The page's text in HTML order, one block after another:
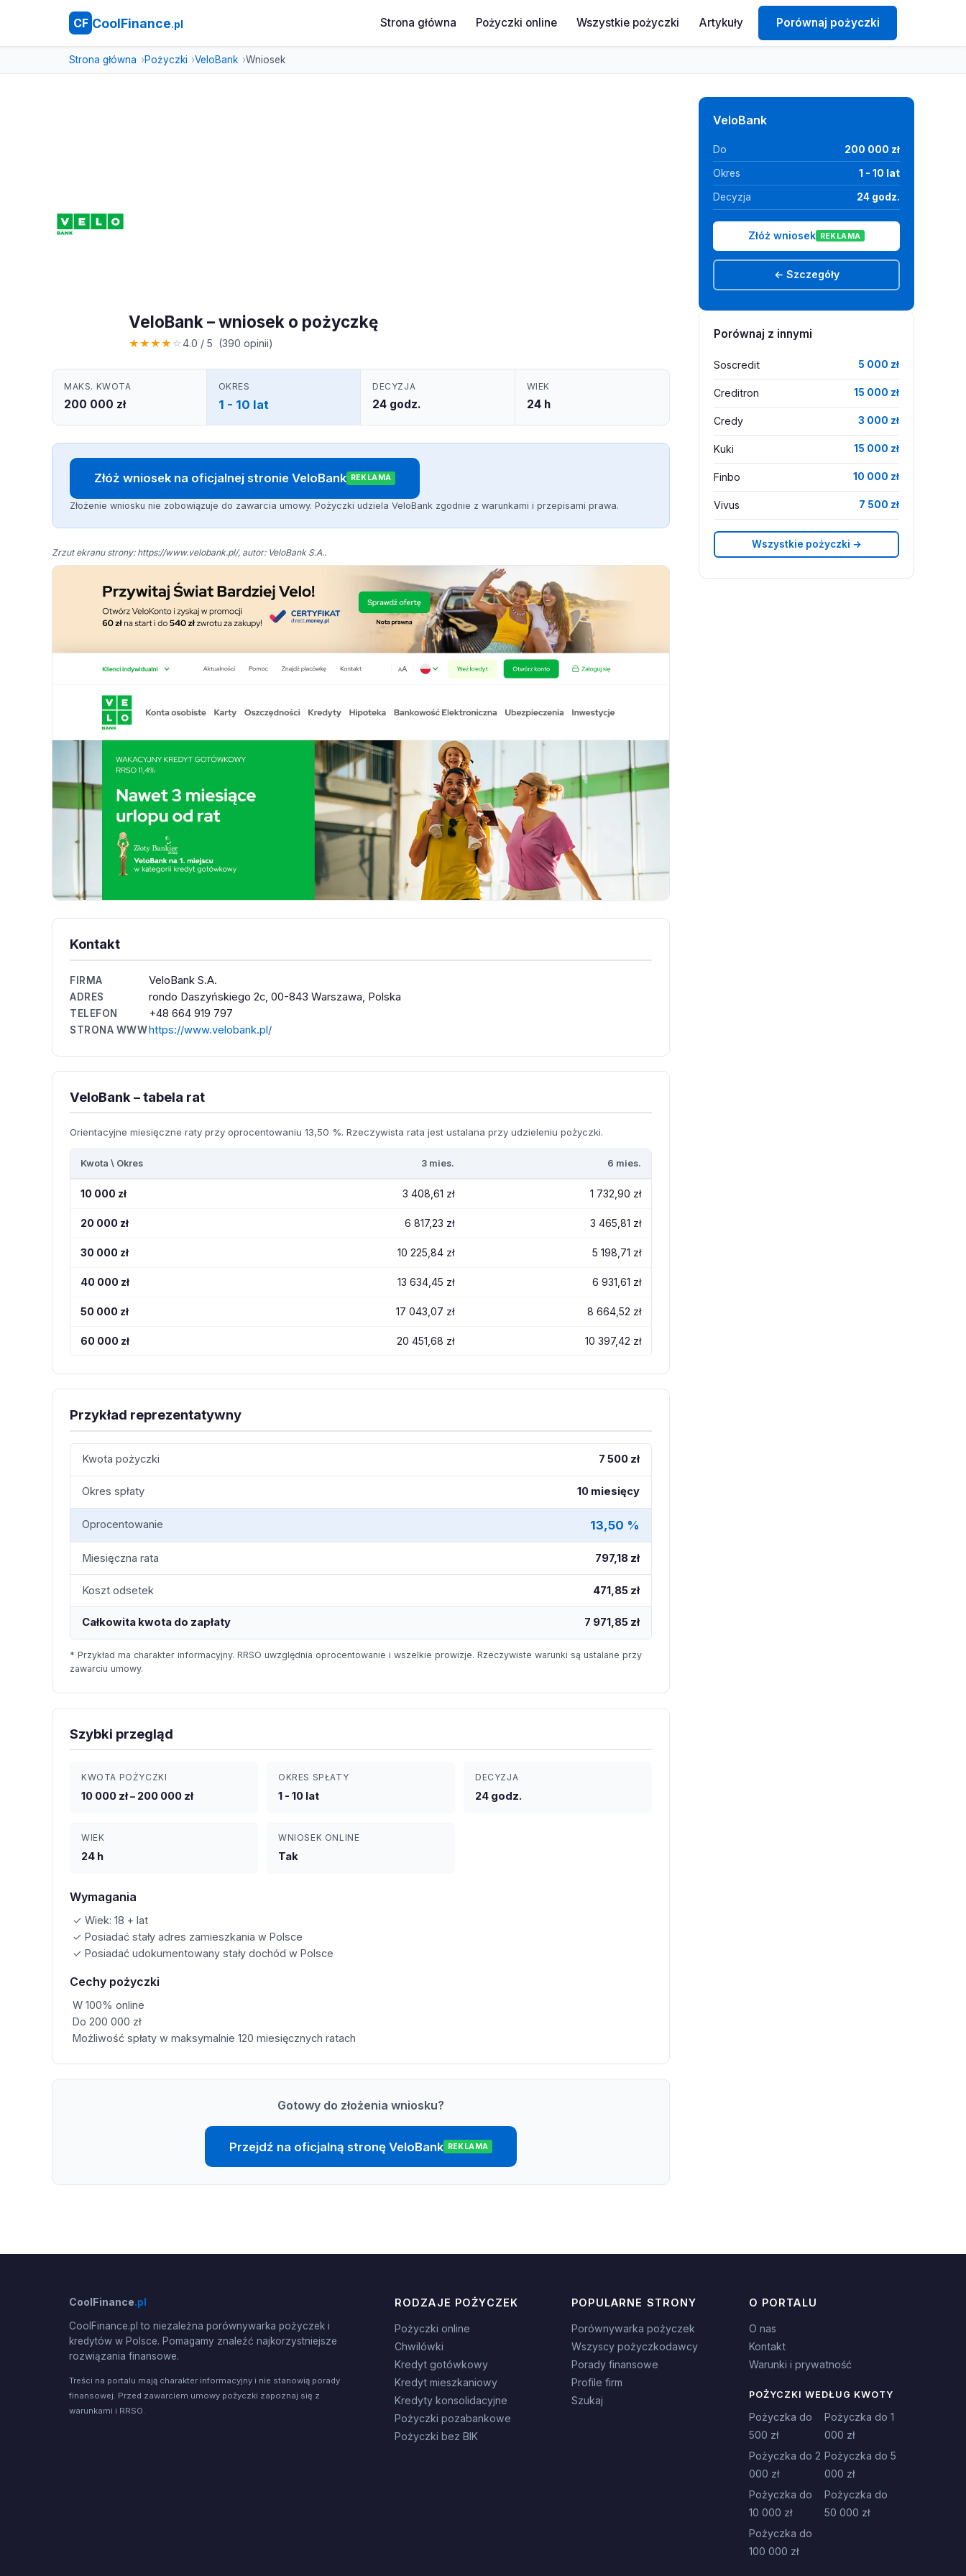
CF CoolFinance.pl Strona główna Pożyczki online Wszystkie pożyczki Artykuły Porównaj pożyczki
Strona główna Pożyczki VeloBank Wniosek
VeloBank – wniosek o pożyczkę
★★★★ ☆4.0 / 5 (390 opinii)
MAKS. KWOTA
200 000 zł
OKRES
1 - 10 lat
DECYZJA
24 godz.
WIEK
24 h
Złóż wniosek na oficjalnej stronie VeloBank REKLAMA
Złożenie wniosku nie zobowiązuje do zawarcia umowy. Pożyczki udziela VeloBank zgodnie z warunkami i przepisami prawa.
Zrzut ekranu strony: https://www.velobank.pl/, autor: VeloBank S.A..
Kontakt
FIRMA VeloBank S.A.
ADRES rondo Daszyńskiego 2c, 00-843 Warszawa, Polska
TELEFON +48 664 919 797
STRONA WWWhttps://www.velobank.pl/
VeloBank – tabela rat
Orientacyjne miesięczne raty przy oprocentowaniu 13,50 %. Rzeczywista rata jest ustalana przy udzieleniu pożyczki.
Kwota \ Okres 3 mies. 6 mies.
10 000 zł 3 408,61 zł 1 732,90 zł
20 000 zł 6 817,23 zł 3 465,81 zł
30 000 zł 10 225,84 zł 5 198,71 zł
40 000 zł 13 634,45 zł 6 931,61 zł
50 000 zł 17 043,07 zł 8 664,52 zł
60 000 zł 20 451,68 zł 10 397,42 zł
Przykład reprezentatywny
Kwota pożyczki 7 500 zł
Okres spłaty 10 miesięcy
Oprocentowanie 13,50 %
Miesięczna rata 797,18 zł
Koszt odsetek 471,85 zł
Całkowita kwota do zapłaty 7 971,85 zł
* Przykład ma charakter informacyjny. RRSO uwzględnia oprocentowanie i wszelkie prowizje. Rzeczywiste warunki są ustalane przy
zawarciu umowy.
Szybki przegląd
KWOTA POŻYCZKI
10 000 zł – 200 000 zł
OKRES SPŁATY
1 - 10 lat
DECYZJA
24 godz.
WIEK
24 h
WNIOSEK ONLINE
Tak
Wymagania
✓ Wiek: 18 + lat
✓ Posiadać stały adres zamieszkania w Polsce
✓ Posiadać udokumentowany stały dochód w Polsce
Cechy pożyczki
W 100% online
Do 200 000 zł
Możliwość spłaty w maksymalnie 120 miesięcznych ratach
Gotowy do złożenia wniosku?
Przejdź na oficjalną stronę VeloBank REKLAMA
VeloBank
Do 200 000 zł
Okres 1 - 10 lat
Decyzja 24 godz.
Złóż wniosek REKLAMA
← Szczegóły
Porównaj z innymi
Soscredit 5 000 zł
Creditron 15 000 zł
Credy 3 000 zł
Kuki 15 000 zł
Finbo 10 000 zł
Vivus 7 500 zł
Wszystkie pożyczki →
CoolFinance.pl
CoolFinance.pl to niezależna porównywarka pożyczek i
kredytów w Polsce. Pomagamy znaleźć najkorzystniejsze
rozwiązania finansowe.
Treści na portalu mają charakter informacyjny i nie stanowią porady
finansowej. Przed zawarciem umowy pożyczki zapoznaj się z
warunkami i RRSO.
RODZAJE POŻYCZEK
Pożyczki online
Chwilówki
Kredyt gotówkowy
Kredyt mieszkaniowy
Kredyty konsolidacyjne
Pożyczki pozabankowe
Pożyczki bez BIK
POPULARNE STRONY
Porównywarka pożyczek
Wszyscy pożyczkodawcy
Porady finansowe
Profile firm
Szukaj
O PORTALU
O nas
Kontakt
Warunki i prywatność
POŻYCZKI WEDŁUG KWOTY
Pożyczka do
500 zł
Pożyczka do 1
000 zł
Pożyczka do 2
000 zł
Pożyczka do 5
000 zł
Pożyczka do
10 000 zł
Pożyczka do
50 000 zł
Pożyczka do
100 000 zł